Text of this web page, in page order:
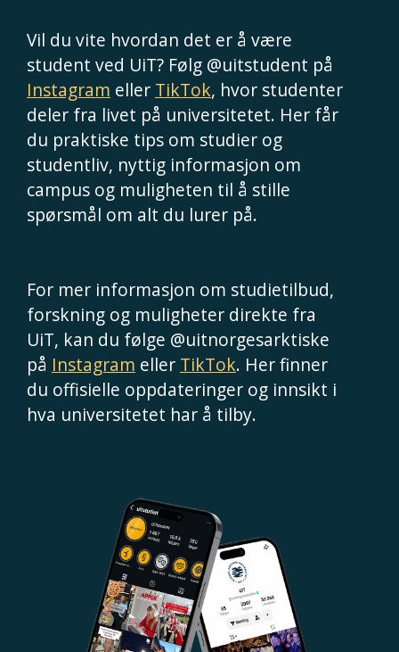
Vil du vite hvordan det er å være
student ved UiT? Følg @uitstudent på
Instagram eller TikTok, hvor studenter
deler fra livet på universitetet. Her får
du praktiske tips om studier og
studentliv, nyttig informasjon om
campus og muligheten til å stille
spørsmål om alt du lurer på.
For mer informasjon om studietilbud,
forskning og muligheter direkte fra
UiT, kan du følge @uitnorgesarktiske
på Instagram eller TikTok. Her finner
du offisielle oppdateringer og innsikt i
hva universitetet har å tilby.